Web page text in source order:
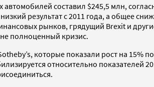
составил $245,5 млн,
результат с 2011 года, а общее
рынков, грядущий Brexit и
полноценный кризис.
которые показали рост на
относительно показателей